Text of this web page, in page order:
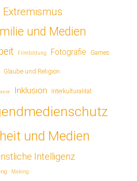
Extremismus
und Medien
Filmbildung Fotografie Games
Glaube und Religion
Inklusion Interkulturalität
und Medien
Intelligenz
Making